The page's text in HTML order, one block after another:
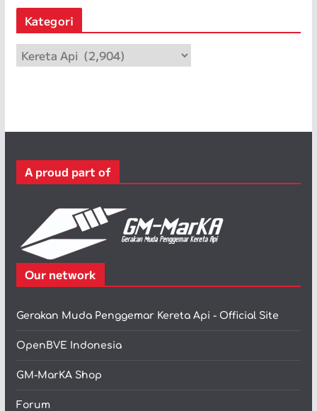
s
p
Kategori
a
r
A proud part of
Our network
Gerakan Muda Penggemar Kereta Api - Official Site
OpenBVE Indonesia
GM-MarKA Shop
Forum